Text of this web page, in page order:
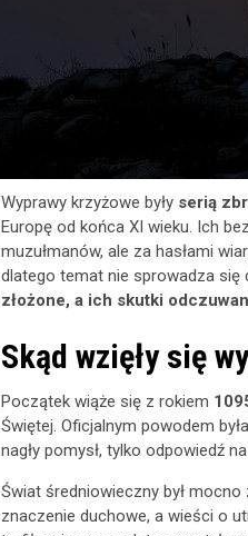
Wyprawy krzyżowe były serią
Europę od końca XI wieku. Ich
muzułmanów, ale za hasłami
dlatego temat nie sprowadza się
złożone, a ich skutki
Skąd wzięły się
Początek wiąże się z rokiem
Świętej. Oficjalnym powodem
nagły pomysł, tylko odpowiedź
Świat średniowieczny był
znaczenie duchowe, a wieści o